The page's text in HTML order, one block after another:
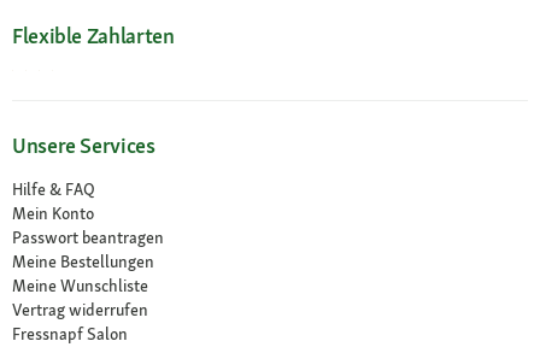
Flexible Zahlarten
Unsere Services
Hilfe & FAQ
Mein Konto
Passwort beantragen
Meine Bestellungen
Meine Wunschliste
Vertrag widerrufen
Fressnapf Salon